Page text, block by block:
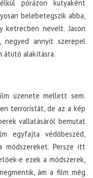
pórázon kutyaként
belebetegszik abba,
ketrecben nevelt. Jason
negyed annyit szerepel
átütő alakításra.
üzenete mellett sem.
terroristát, de az a kép
vallatásáról bemutat
egyfajta védőbeszéd,
módszereket. Persze itt
e ezek a módszerek,
ám a film még